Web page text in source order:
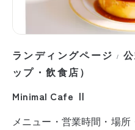
ランディングページ /
ップ・飲食店）
Minimal Cafe Ⅱ
メニュー・営業時間・場